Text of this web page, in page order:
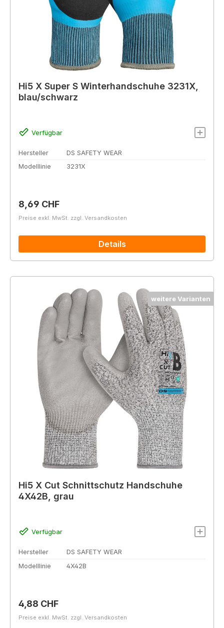
Hi5 X Super S Winterhandschuhe 3231X,
blau/schwarz
Verfügbar
Hersteller
DS SAFETY WEAR
Modelllinie
3231X
Regulärer Preis:
8,69 CHF
Preise exkl. MwSt. zzgl. Versandkosten
Details
weitere Varianten
Hi5 X Cut Schnittschutz Handschuhe
4X42B, grau
Verfügbar
Hersteller
DS SAFETY WEAR
Modelllinie
4X42B
Regulärer Preis:
4,88 CHF
Preise exkl. MwSt. zzgl. Versandkosten